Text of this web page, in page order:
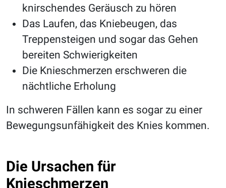
knirschendes Geräusch zu hören
Das Laufen, das Kniebeugen, das
Treppensteigen und sogar das Gehen
bereiten Schwierigkeiten
Die Knieschmerzen erschweren die
nächtliche Erholung
In schweren Fällen kann es sogar zu einer
Bewegungsunfähigkeit des Knies kommen.
Die Ursachen für
Knieschmerzen